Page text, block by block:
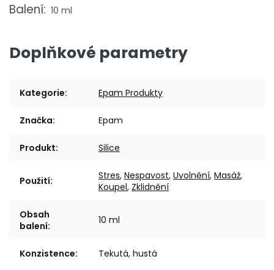
Balení: 10 ml
Doplňkové parametry
Kategorie: Epam Produkty
Značka: Epam
Produkt: Silice
Použití: Stres, Nespavost, Uvolnění, Masáž,
Koupel, Zklidnění
Obsah
balení: 10 ml
Konzistence: Tekutá, hustá